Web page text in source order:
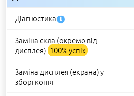
Діагностика
Заміна скла (окремо від
дисплея) 100% успіх
Заміна дисплея (екрана) у
зборі копія